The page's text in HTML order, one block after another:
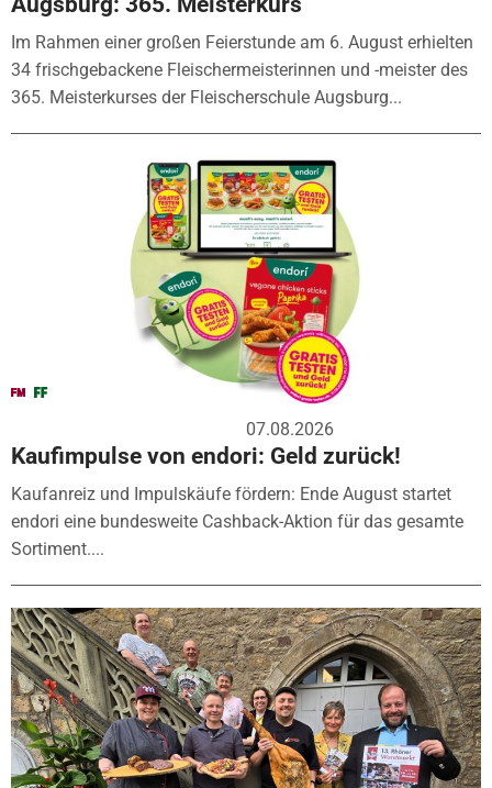
Im Rahmen einer großen Feierstunde am 6. August erhielten
34 frischgebackene Fleischermeisterinnen und -meister des
365. Meisterkurses der Fleischerschule Augsburg...
07.08.2026
Kaufimpulse von endori: Geld zurück!
Kaufanreiz und Impulskäufe fördern: Ende August startet
endori eine bundesweite Cashback-Aktion für das gesamte
Sortiment....